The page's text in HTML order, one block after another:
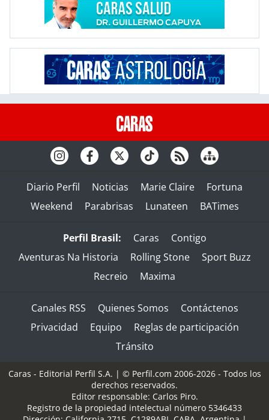
Diario Perfil Noticias Marie Claire
Fortuna
Weekend
Parabrisas Lunateen BATimes
Perfil Brasil: Caras
Contigo
Aventuras Na Historia
Rolling Stone
Sport Buzz
Recreio
Maxima
Canales RSS Quienes Somos
Contáctenos
Privacidad
Equipo
Reglas de participación
Tránsito
Caras - Editorial Perfil S.A. | © Perfil.com 2006-2026 - Todos los
derechos reservados.
Editor responsable: Carlos Piro.
Registro de la propiedad intelectual número 5346433